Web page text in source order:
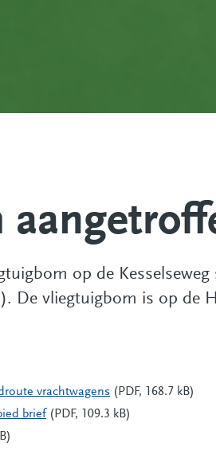
op de
De vliegtuigbom is op de
vrachtwagens (PDF, 168.7 kB)
brief (PDF, 109.3 kB)